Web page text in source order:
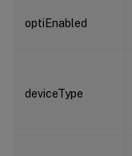
optiEnabled
deviceType